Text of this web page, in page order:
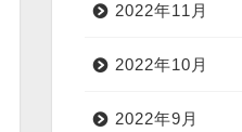
2022年11月
2022年10月
2022年9月